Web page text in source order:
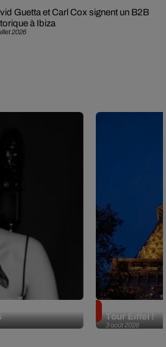
2026
Guetta et Carl Cox signent un B2B
à Ibiza
3 août 2026
Tour Eiffel !